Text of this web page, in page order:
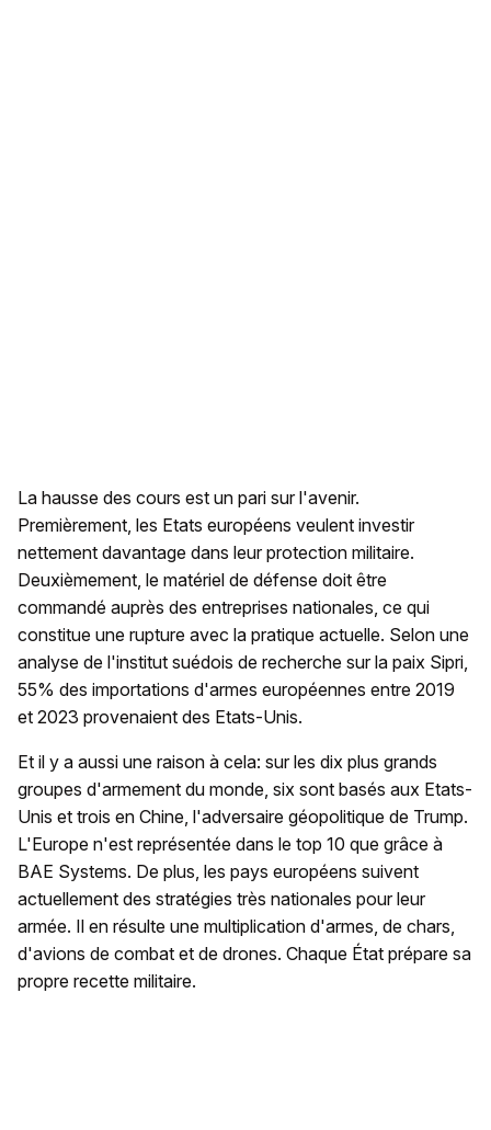
La hausse des cours est un pari sur l'avenir.
Premièrement, les Etats européens veulent investir
nettement davantage dans leur protection militaire.
Deuxièmement, le matériel de défense doit être
commandé auprès des entreprises nationales, ce qui
constitue une rupture avec la pratique actuelle. Selon une
analyse de l'institut suédois de recherche sur la paix Sipri,
55% des importations d'armes européennes entre 2019
et 2023 provenaient des Etats-Unis.
Et il y a aussi une raison à cela: sur les dix plus grands
groupes d'armement du monde, six sont basés aux Etats-
Unis et trois en Chine, l'adversaire géopolitique de Trump.
L'Europe n'est représentée dans le top 10 que grâce à
BAE Systems. De plus, les pays européens suivent
actuellement des stratégies très nationales pour leur
armée. Il en résulte une multiplication d'armes, de chars,
d'avions de combat et de drones. Chaque État prépare sa
propre recette militaire.